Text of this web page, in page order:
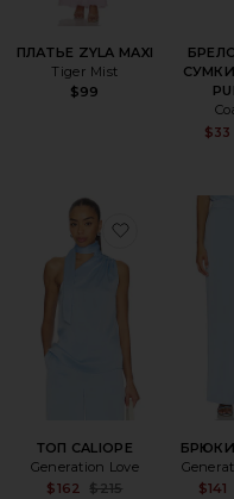
ПЛАТЬЕ ZYLA MAXI
Tiger Mist
$99
СУМКИ
$33
ТОП CALIOPE
Generation Love
Sale price:
$162
$215
БРЮКИ
$141